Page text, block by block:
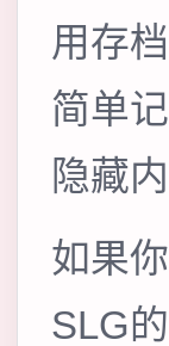
用存
简单
隐藏
如果
SLG